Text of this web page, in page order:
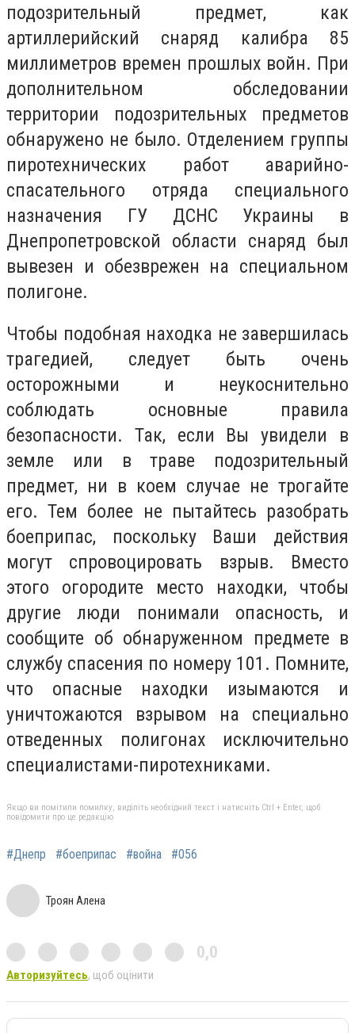
подозрительный предмет, как
артиллерийский снаряд калибра 85
миллиметров времен прошлых войн. При
дополнительном обследовании
территории подозрительных предметов
обнаружено не было. Отделением группы
пиротехнических работ аварийно-
спасательного отряда специального
назначения ГУ ДСНС Украины в
Днепропетровской области снаряд был
вывезен и обезврежен на специальном
полигоне.
Чтобы подобная находка не завершилась
трагедией, следует быть очень
осторожными и неукоснительно
соблюдать основные правила
безопасности. Так, если Вы увидели в
земле или в траве подозрительный
предмет, ни в коем случае не трогайте
его. Тем более не пытайтесь разобрать
боеприпас, поскольку Ваши действия
могут спровоцировать взрыв. Вместо
этого огородите место находки, чтобы
другие люди понимали опасность, и
сообщите об обнаруженном предмете в
службу спасения по номеру 101. Помните,
что опасные находки изымаются и
уничтожаются взрывом на специально
отведенных полигонах исключительно
специалистами-пиротехниками.
Якщо ви помітили помилку, виділіть необхідний текст і натисніть Ctrl + Enter, щоб
повідомити про це редакцію
#Днепр #боеприпас #война #056
Троян Алена
0,0
Авторизуйтесь, щоб оцінити